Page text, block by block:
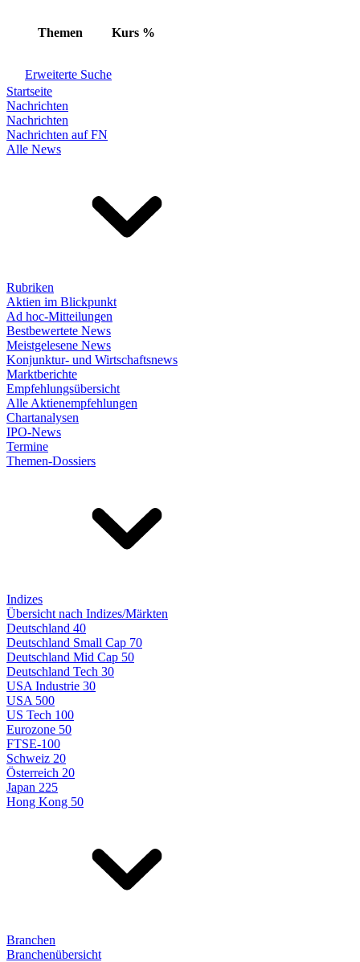
Themen Kurs %
Erweiterte Suche
Startseite
Nachrichten
Nachrichten
Nachrichten auf FN
Alle News
Rubriken
Aktien im Blickpunkt
Ad hoc-Mitteilungen
Bestbewertete News
Meistgelesene News
Konjunktur- und Wirtschaftsnews
Marktberichte
Empfehlungsübersicht
Alle Aktienempfehlungen
Chartanalysen
IPO-News
Termine
Themen-Dossiers
Indizes
Übersicht nach Indizes/Märkten
Deutschland 40
Deutschland Small Cap 70
Deutschland Mid Cap 50
Deutschland Tech 30
USA Industrie 30
USA 500
US Tech 100
Eurozone 50
FTSE-100
Schweiz 20
Österreich 20
Japan 225
Hong Kong 50
Branchen
Branchenübersicht